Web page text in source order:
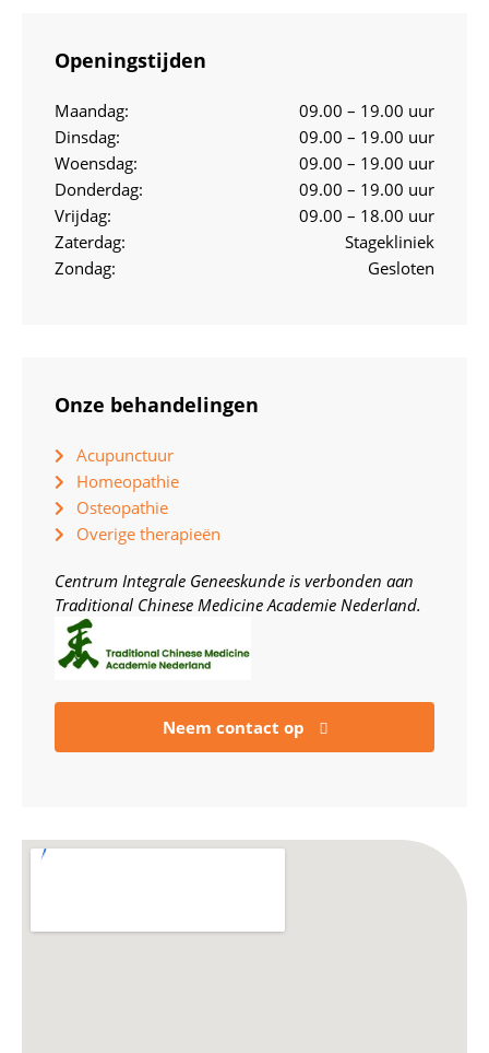
Openingstijden
Maandag:
09.00 – 19.00 uur
Dinsdag:
09.00 – 19.00 uur
Woensdag:
09.00 – 19.00 uur
Donderdag:
09.00 – 19.00 uur
Vrijdag:
09.00 – 18.00 uur
Zaterdag:
Stagekliniek
Zondag:
Gesloten
Onze behandelingen
Acupunctuur
Homeopathie
Osteopathie
Overige therapieën
Centrum Integrale Geneeskunde is verbonden aan
Traditional Chinese Medicine Academie Nederland.
Neem contact op